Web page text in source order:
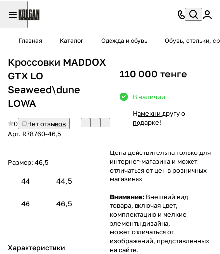
Главная Каталог Одежда и обувь Обувь, стельки,
Кроссовки MADDOX
GTX LO
Seaweed\dune
LOWA
0
Нет отзывов
Арт. R78760-46,5
Размер: 46,5
44 44,5
46 46,5
Характеристики
110 000 тенге
В наличии
Намекни другу о
подарке!
Цена действительна только для
интернет-магазина и может
отличаться от цен в розничных
магазинах
Внимание: Внешний вид
товара, включая цвет,
комплектацию и мелкие
элементы дизайна,
может отличаться от
изображений, представленных
на сайте.